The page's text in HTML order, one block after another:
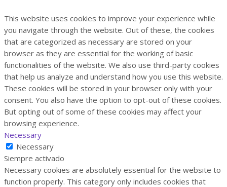
This website uses cookies to improve your experience while
you navigate through the website. Out of these, the cookies
that are categorized as necessary are stored on your
browser as they are essential for the working of basic
functionalities of the website. We also use third-party cookies
that help us analyze and understand how you use this website.
These cookies will be stored in your browser only with your
consent. You also have the option to opt-out of these cookies.
But opting out of some of these cookies may affect your
browsing experience.
Necessary
Necessary
Siempre activado
Necessary cookies are absolutely essential for the website to
function properly. This category only includes cookies that